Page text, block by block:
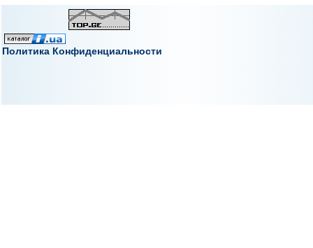
Политика Конфиденциальности